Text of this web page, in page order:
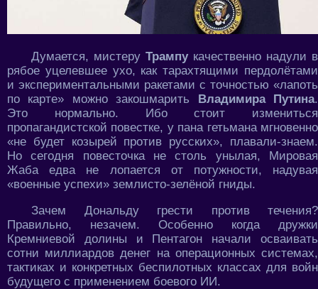
Думается, мистеру Трампу качественно надули в
рябое уцелевшее ухо, как тарахтящими пердолётами
и экспериментальными ракетами с точностью «лапоть
по карте» можно закошмарить Владимира Путина.
Это нормально. Ибо стоит измениться
пропагандистской повестке, у пана гетьмана мгновенно
«не будет козырей против русских», плавали-знаем.
Но сегодня повесточка не столь унылая, Мировая
Жаба едва не лопается от потужности, надувая
«военные успехи» землисто-зелёной гниды.
Зачем Дональду грести против течения?
Правильно, незачем. Особенно когда дружки
Кремниевой долины и Пентагон начали осваивать
сотни миллиардов денег на операционных системах,
тактиках и конкретных беспилотных классах для войн
будущего с применением боевого ИИ.